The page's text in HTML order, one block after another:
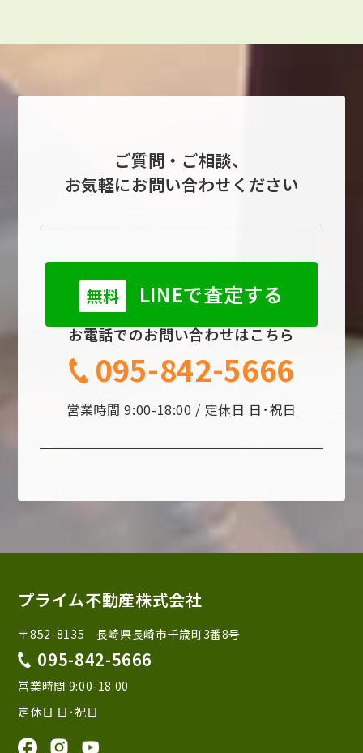
ご質問・ご相談、
お気軽にお問い合わせください
無料 LINEで査定する
お電話でのお問い合わせはこちら
095-842-5666
営業時間 9:00-18:00 / 定休日 日･祝日
プライム不動産株式会社
〒852-8135 長崎県長崎市千歳町3番8号
095-842-5666
営業時間 9:00-18:00
定休日 日･祝日